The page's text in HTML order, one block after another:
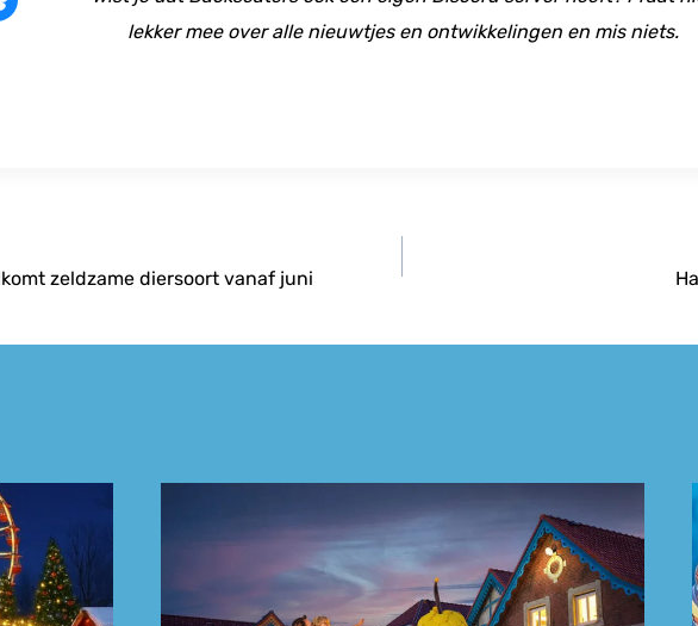
lekker mee over alle nieuwtjes en ontwikkelingen en mis niets.
zeldzame diersoort vanaf juni